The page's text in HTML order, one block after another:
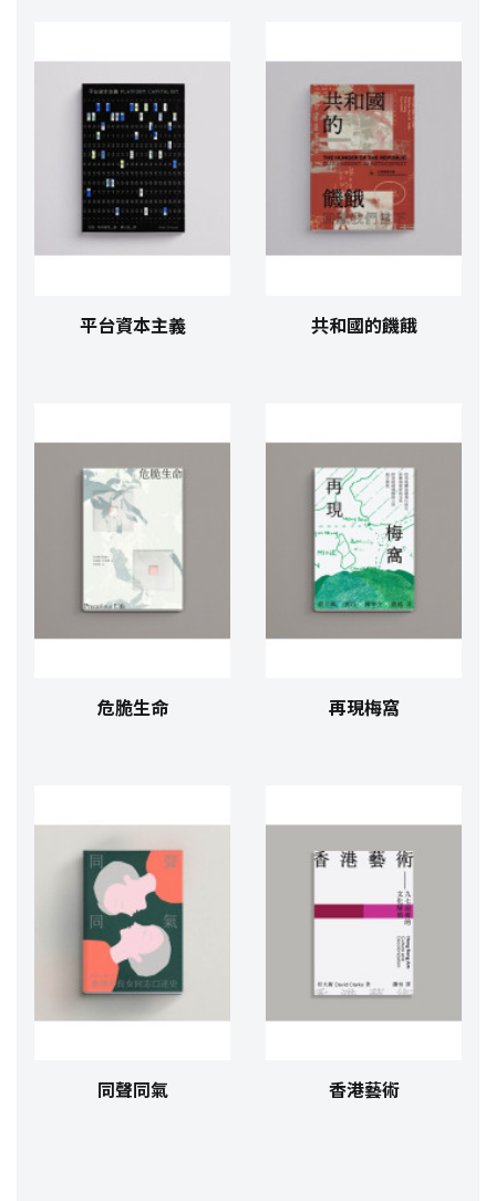
平台資本主義 共和國的饑餓
危脆生命 再現梅窩
同聲同氣 香港藝術